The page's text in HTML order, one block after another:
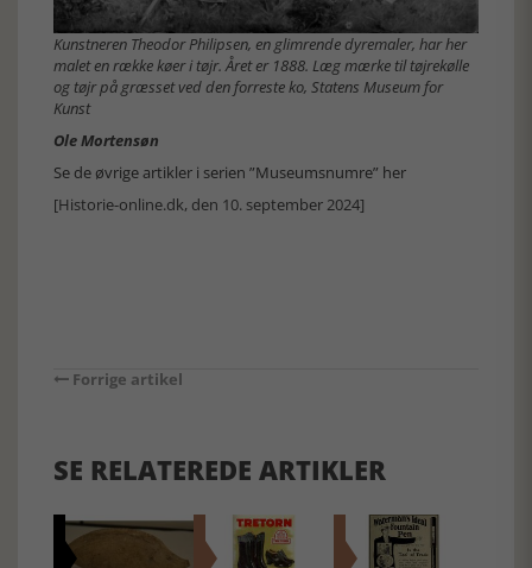
Kunstneren Theodor Philipsen, en glimrende dyremaler, har her
malet en række køer i tøjr. Året er 1888. Læg mærke til tøjrekølle
og tøjr på græsset ved den forreste ko, Statens Museum for
Kunst
Ole Mortensøn
Se de øvrige artikler i serien ”Museumsnumre” her
[Historie-online.dk, den 10. september 2024]
Forrige artikel
SE RELATEREDE ARTIKLER